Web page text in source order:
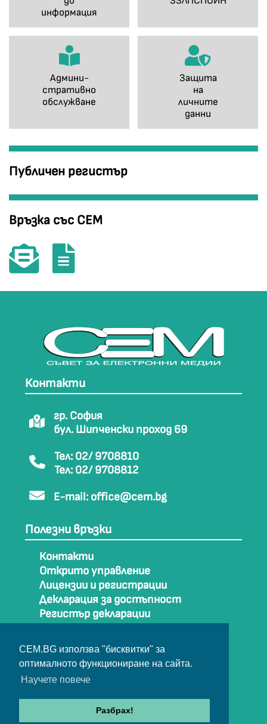
CEM.BG използва "бисквитки" за
оптималното функциониране на сайта.
Научете повече
Разбрах!
информация
Админи-
стративно
обслужване
Защита
на
личните
данни
Публичен регистър
Връзка със СЕМ
Контакти
гр. София
бул. Шипченски проход 69
Тел: 02/ 9708810
Тел: 02/ 9708812
E-mail: office@cem.bg
Полезни връзки
Контакти
Открито управление
Лицензии и регистрации
Декларация за достъпност
Регистър декларации
Карта на сайта
Архив
© Съвет за електронни медии 2025